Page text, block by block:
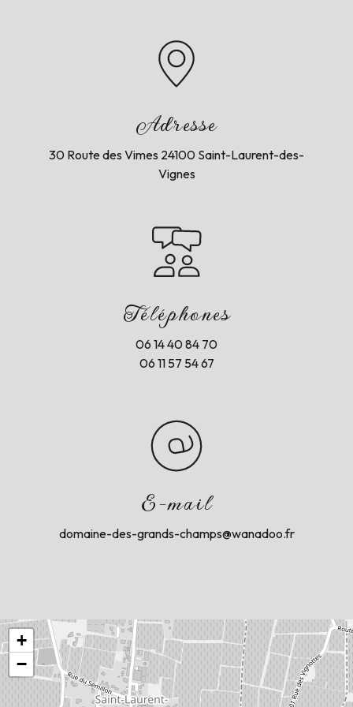
Adresse
30 Route des Vimes 24100 Saint-Laurent-des-
Vignes
Téléphones
06 14 40 84 70
06 11 57 54 67
E-mail
domaine-des-grands-champs@wanadoo.fr
+
−